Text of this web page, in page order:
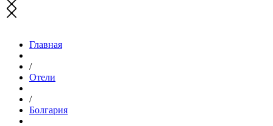
Главная
/
Отели
/
Болгария